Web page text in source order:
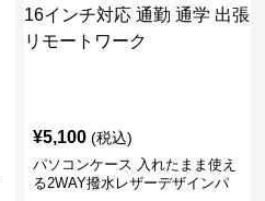
¥5,100 (税込)
パソコンケース 入れたまま使え
る2WAY撥水レザーデザインパ